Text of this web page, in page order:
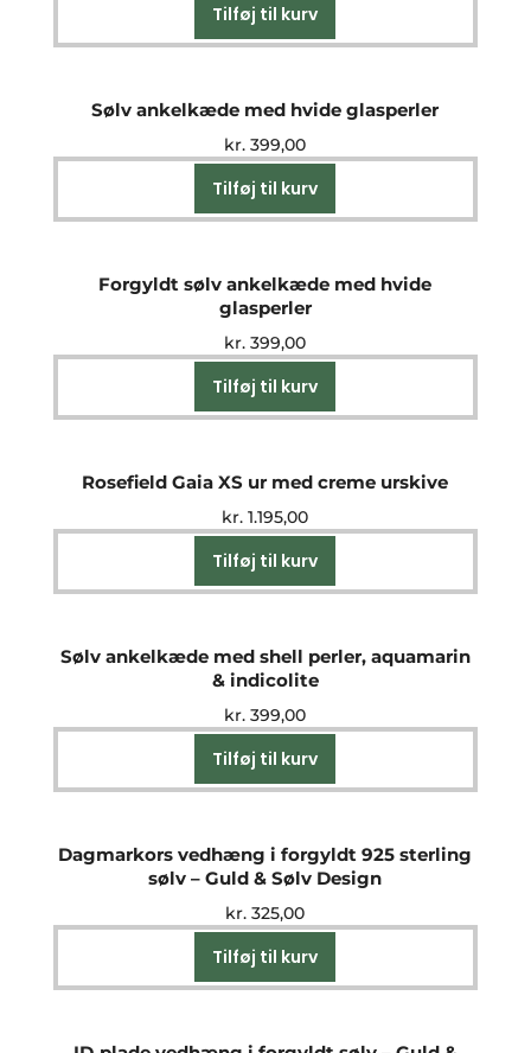
Tilføj til kurv
Sølv ankelkæde med hvide glasperler
kr. 399,00
Tilføj til kurv
Forgyldt sølv ankelkæde med hvide
glasperler
kr. 399,00
Tilføj til kurv
Rosefield Gaia XS ur med creme urskive
kr. 1.195,00
Tilføj til kurv
Sølv ankelkæde med shell perler, aquamarin
& indicolite
kr. 399,00
Tilføj til kurv
Dagmarkors vedhæng i forgyldt 925 sterling
sølv – Guld & Sølv Design
kr. 325,00
Tilføj til kurv